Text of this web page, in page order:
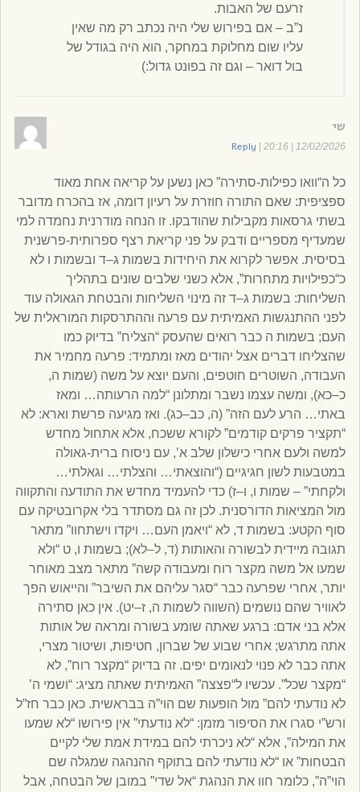
זרעם של האבות.
נ”ב – אם בפירוש שלי היה נכתב רק מה שאין
עליו שום מחלוקת במחקר, הוא היה בגודל של
בול דואר – וגם זה בפונט גדול:)
שי
12/02/2026 | 20:16
|
Reply
כל ה“וואו כפילות-סתירה” כאן נשען על קריאה אחת מאוד
ספציפית: שאם התורה חוזרת על רעיון דומה, אז בהכרח מדובר
בשתי גרסאות מקבילות שהודבקו. זו הנחה מודרנית נחמדה למי
שמעדיף מספריים ודבק על פני קריאת רצף ספרותית-פרשנית
בסיסית. אפשר לקרוא את היחידות בשמות ג–ד ובשמות ו לא
כ“כפילויות מתחרות”, אלא כשני שלבים שונים בתהליך
השליחות: בשמות ג–ד זה מינוי השליחות והבטחת הגאולה עוד
לפני ההתנגשות האמיתית עם פרעה וההתרסקות המוראלית של
העם; בשמות ה כבר רואים שהעסק “הצליח” בדיוק כמו
שהצליחו דברים אצל יהודים מאז ומתמיד: פרעה מחמיר את
העבודה, השוטרים חוטפים, והעם יוצא על משה (שמות ה,
כ–כא), ומשה עצמו נשבר ומתלונן “למה הרעותה… ומאז
באתי… הרע לעם הזה” (ה, כב–כג). ואז מגיעה פרשת וארא: לא
“תקציר פרקים קודמים” לקורא ששכח, אלא אתחול מחדש
למשה ולעם אחרי כישלון שלב א’, עם ניסוח ברית-גאולה
במטבעות לשון חגיגיים (“והוצאתי… והצלתי… וגאלתי…
ולקחתי” – שמות ו, ו–ז) כדי להעמיד מחדש את התודעה והתקווה
מול המציאות הדורסנית. לכן זה גם מסתדר בלי אקרובטיקה עם
סוף הקטע: בשמות ד, לא “ויאמן העם… ויקדו וישתחוו” מתאר
תגובה מיידית לבשורה והאותות (ד, ל–לא); בשמות ו, ט “ולא
שמעו אל משה מקצר רוח ומעבודה קשה” מתאר מצב מאוחר
יותר, אחרי שפרעה כבר “סגר עליהם את השיבר” והייאוש הפך
לאוויר שהם נושמים (השווה לשמות ה, ז–יט). אין כאן סתירה
אלא בני אדם: ברגע שאתה שומע בשורה ומראה של אותות
אתה מתרגש; אחרי שבוע של שברון, חטיפות, ושיטור מצרי,
אתה כבר לא פנוי לנאומים יפים. זה בדיוק “מקצר רוח”, לא
“מקצר שכל”. עכשיו ל“פצצה” האמיתית שאתה מציג: “ושמי ה’
לא נודעתי להם” מול הופעות שם הוי”ה בבראשית. כאן כבר חז”ל
ורש”י סגרו את הסיפור מזמן: “לא נודעתי” אין פירושו “לא שמעו
את המילה”, אלא “לא ניכרתי להם במידת אמת שלי לקיים
הבטחות” או “לא נודעתי להם בתוקף ההנהגה שמגלה שם
הוי”ה”, כלומר חוו את הנהגת “אל שדי” במובן של הבטחה, אבל